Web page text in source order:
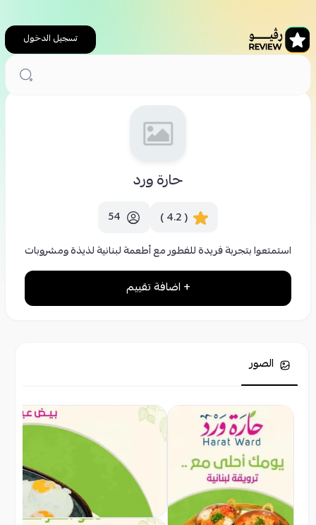
تسجيل الدخول
حارة ورد
( 4.2 )
54
استمتعوا بتجربة فريدة للفطور مع أطعمة لبنانية لذيذة ومشروبات
+ اضافة تقييم
الصور